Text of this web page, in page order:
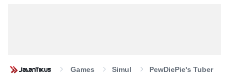
Games
Simul
PewDiePie's Tuber